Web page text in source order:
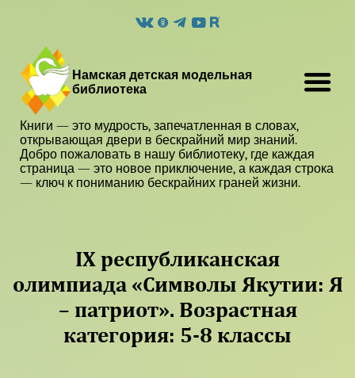
Намская детская модельная
библиотека
Книги — это мудрость, запечатленная в словах,
открывающая двери в бескрайний мир знаний.
Добро пожаловать в нашу библиотеку, где каждая
страница — это новое приключение, а каждая строка
— ключ к пониманию бескрайних граней жизни.
IX республиканская
олимпиада «Символы Якутии: Я
– патриот». Возрастная
категория: 5-8 классы